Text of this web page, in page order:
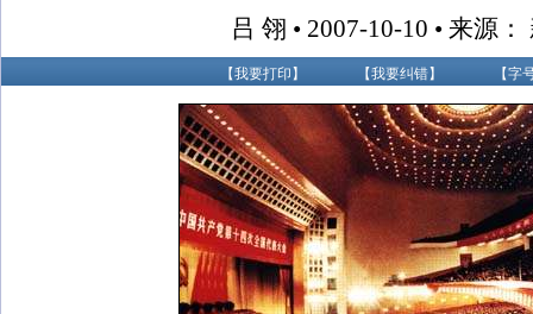
吕 翎 • 2007-10-10 • 来源
【我要打印 】 【我要纠错】 【字